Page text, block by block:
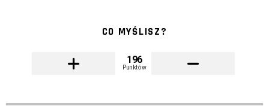
CO MYŚLISZ?
196
Punktów